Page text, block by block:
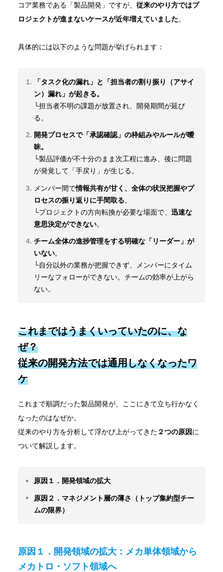
コア業務である「製品開発」ですが、 従来のやり方ではプ
ロジェクトが進まないケースが近年増えていました。
具体的には以下のような問題が挙げられます：
「タスク化の漏れ」と「担当者の割り振り（アサイ
ン）漏れ」が起きる。
└担当者不明の課題が放置され、開発期間が延び
る。
開発プロセスで「承認確認」の枠組みやルールが曖
昧。
└製品評価が不十分のまま次工程に進み、後に問題
が発覚して「手戻り」が生じる。
メンバー間で情報共有が甘く、全体の状況把握やプ
ロセスの振り返りに手間取る。
└プロジェクトの方向転換が必要な場面で、 迅速な
意思決定ができない。
チーム全体の進捗管理をする明確な「リーダー」が
いない。
└自分以外の業務が把握できず、メンバーにタイム
リーなフォローができない。チームの効率が上がら
ない。
これまではうまくいっていたのに、な
ぜ？
従来の開発方法では通用しなくなったワ
ケ
これまで順調だった製品開発が、ここにきて立ち行かなく
なったのはなぜか。
従来のやり方を分析して浮かび上がってきた ２つの原因に
ついて解説します。
原因１．開発領域の拡大
原因２．マネジメント層の薄さ（トップ集約型チー
ムの限界）
原因１．開発領域の拡大：メカ単体領域から
メカトロ・ソフト領域へ